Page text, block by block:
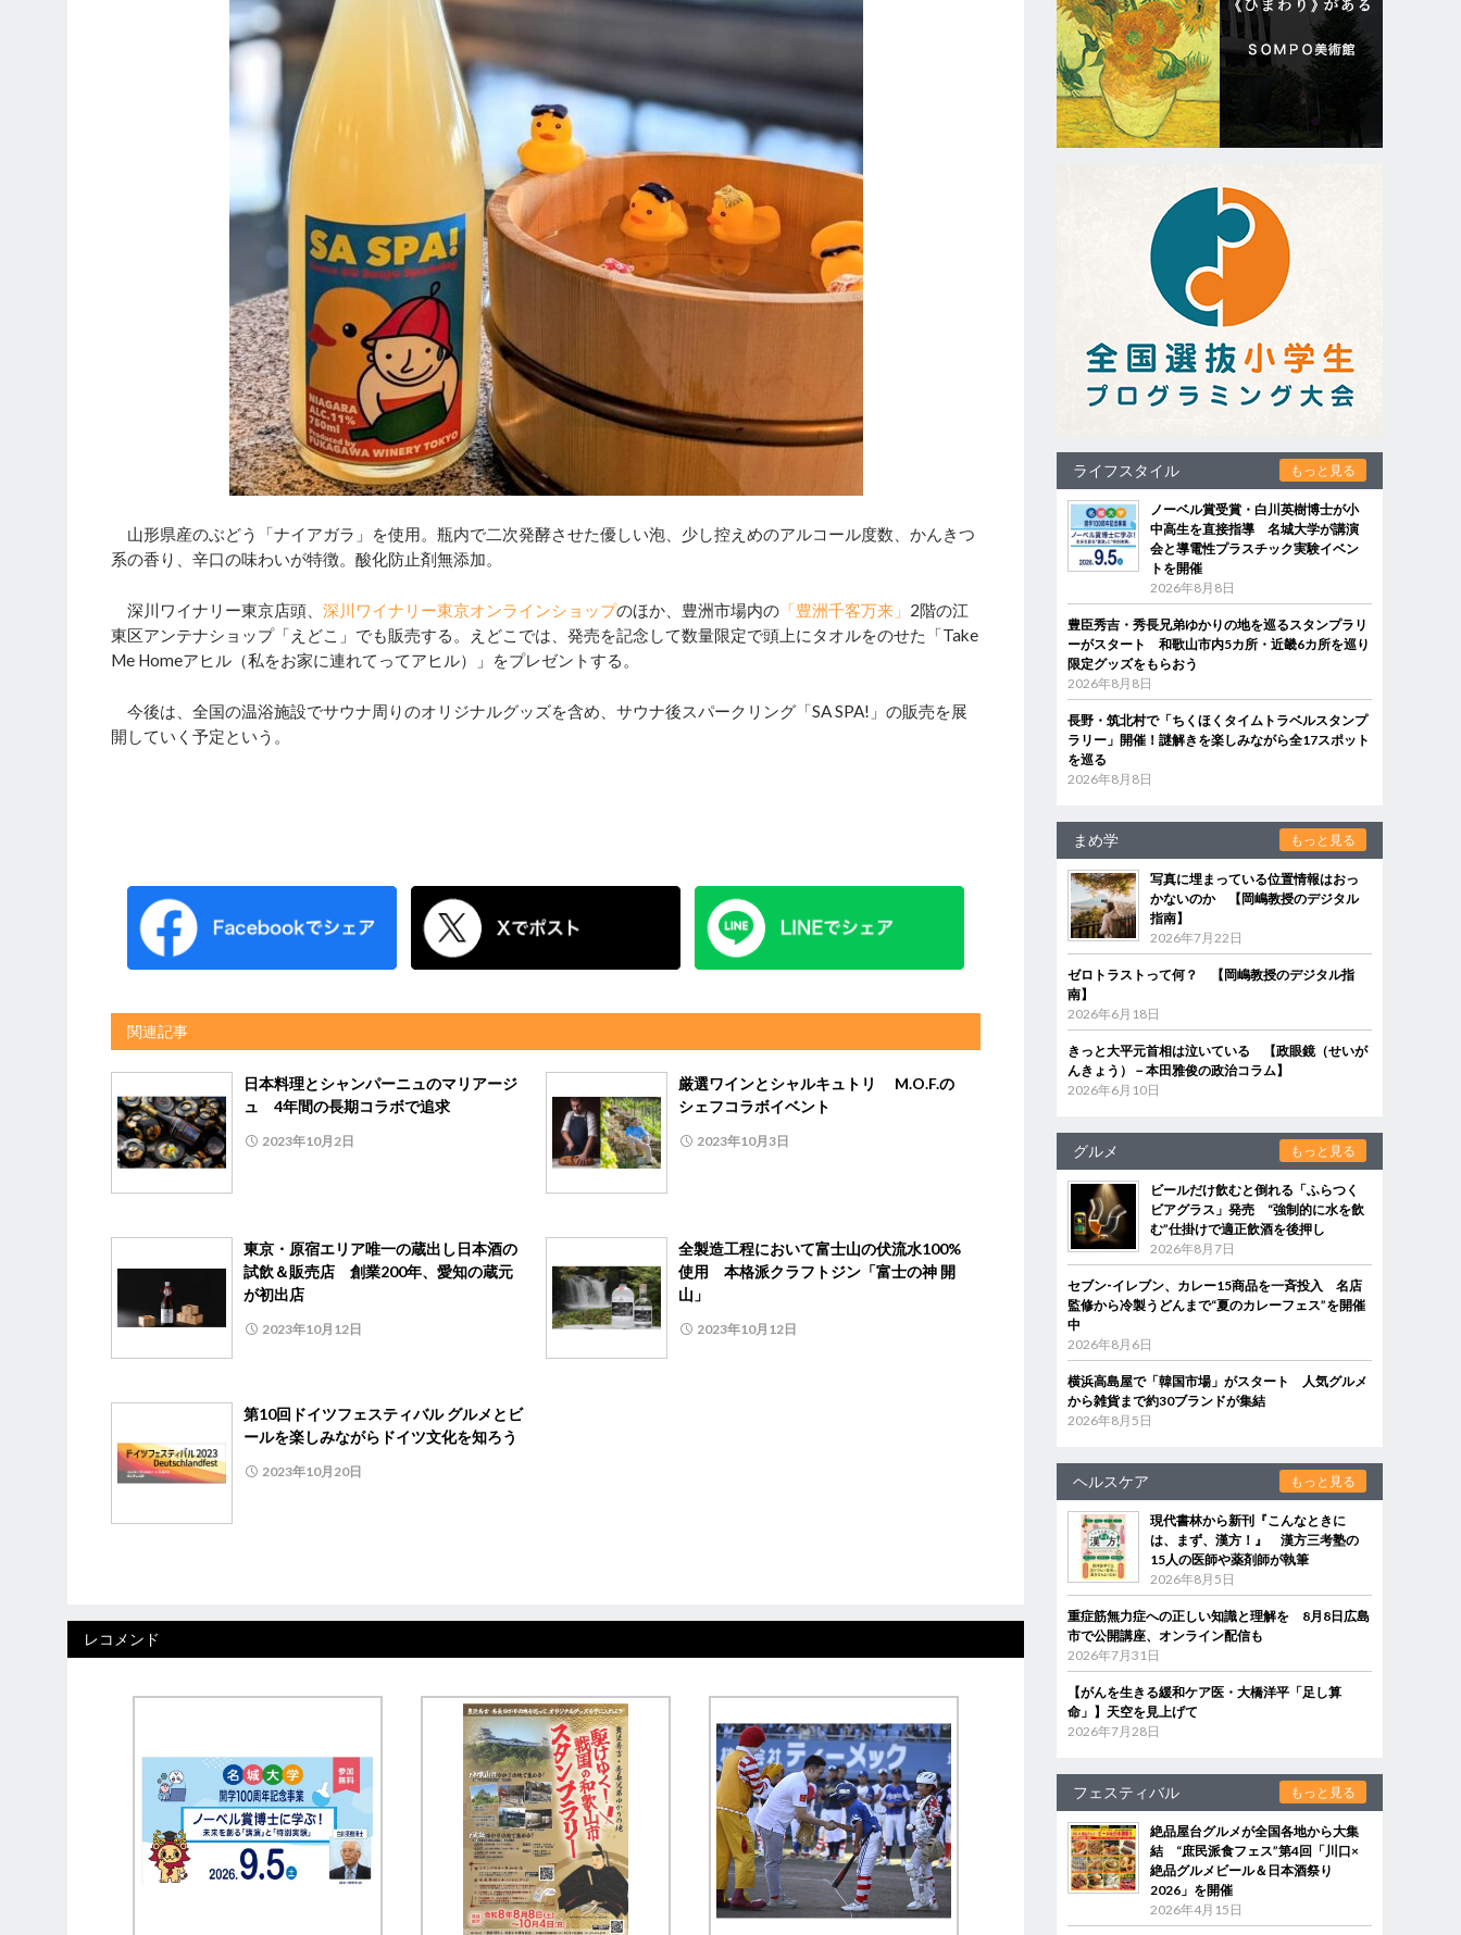
山形県産のぶどう「ナイアガラ」を使用。瓶内で二次発酵させた優しい泡、少し控えめのアルコール度数、かんきつ
系の香り、辛口の味わいが特徴。酸化防止剤無添加。
深川ワイナリー東京店頭、 深川ワイナリー東京オンラインショップのほか、豊洲市場内の 「豊洲千客万来」 2階の江
東区アンテナショップ「えどこ」でも販売する。えどこでは、発売を記念して数量限定で頭上にタオルをのせた「Take
Me Homeアヒル（私をお家に連れてってアヒル）」をプレゼントする。
今後は、全国の温浴施設でサウナ周りのオリジナルグッズを含め、サウナ後スパークリング「SA SPA!」の販売を展
開していく予定という。
関連記事
日本料理とシャンパーニュのマリアージ
ュ 4年間の長期コラボで追求
2023年10月2日
厳選ワインとシャルキュトリ M.O.F.の
シェフコラボイベント
2023年10月3日
東京・原宿エリア唯一の蔵出し日本酒の
試飲＆販売店 創業200年、愛知の蔵元
が初出店
2023年10月12日
全製造工程において富士山の伏流水100%
使用 本格派クラフトジン「富士の神 開
山」
2023年10月12日
第10回ドイツフェスティバル グルメとビ
ールを楽しみながらドイツ文化を知ろう
2023年10月20日
レコメンド
ライフスタイル もっと見る
ノーベル賞受賞・白川英樹博士が小
中高生を直接指導 名城大学が講演
会と導電性プラスチック実験イベン
トを開催
2026年8月8日
豊臣秀吉・秀長兄弟ゆかりの地を巡るスタンプラリ
ーがスタート 和歌山市内5カ所・近畿6カ所を巡り
限定グッズをもらおう
2026年8月8日
長野・筑北村で「ちくほくタイムトラベルスタンプ
ラリー」開催！謎解きを楽しみながら全17スポット
を巡る
2026年8月8日
まめ学 もっと見る
写真に埋まっている位置情報はおっ
かないのか 【岡嶋教授のデジタル
指南】
2026年7月22日
ゼロトラストって何？ 【岡嶋教授のデジタル指
南】
2026年6月18日
きっと大平元首相は泣いている 【政眼鏡（せいが
んきょう）－本田雅俊の政治コラム】
2026年6月10日
グルメ もっと見る
ビールだけ飲むと倒れる「ふらつく
ビアグラス」発売 “強制的に水を飲
む”仕掛けで適正飲酒を後押し
2026年8月7日
セブン‐イレブン、カレー15商品を一斉投入 名店
監修から冷製うどんまで“夏のカレーフェス”を開催
中
2026年8月6日
横浜高島屋で「韓国市場」がスタート 人気グルメ
から雑貨まで約30ブランドが集結
2026年8月5日
ヘルスケア もっと見る
現代書林から新刊『こんなときに
は、まず、漢方！』 漢方三考塾の
15人の医師や薬剤師が執筆
2026年8月5日
重症筋無力症への正しい知識と理解を 8月8日広島
市で公開講座、オンライン配信も
2026年7月31日
【がんを生きる緩和ケア医・大橋洋平「足し算
命」】天空を見上げて
2026年7月28日
フェスティバル もっと見る
絶品屋台グルメが全国各地から大集
結 “庶民派食フェス”第4回「川口×
絶品グルメビール＆日本酒祭り
2026」を開催
2026年4月15日